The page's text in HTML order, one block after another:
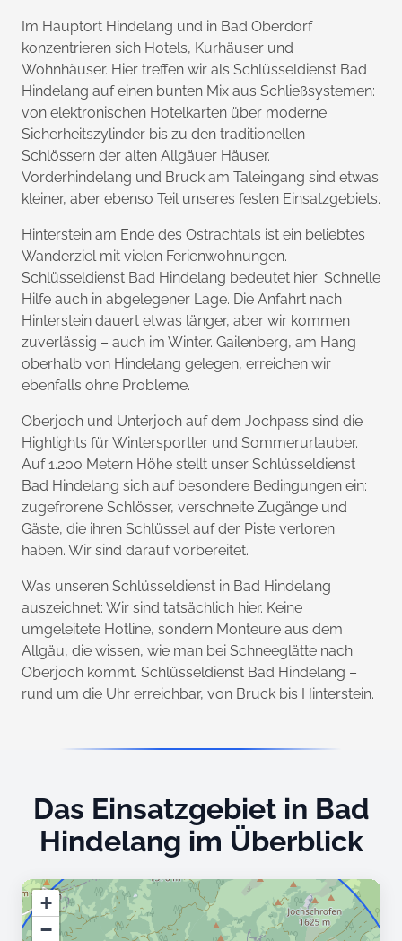
Im Hauptort Hindelang und in Bad Oberdorf
konzentrieren sich Hotels, Kurhäuser und
Wohnhäuser. Hier treffen wir als Schlüsseldienst Bad
Hindelang auf einen bunten Mix aus Schließsystemen:
von elektronischen Hotelkarten über moderne
Sicherheitszylinder bis zu den traditionellen
Schlössern der alten Allgäuer Häuser.
Vorderhindelang und Bruck am Taleingang sind etwas
kleiner, aber ebenso Teil unseres festen Einsatzgebiets.
Hinterstein am Ende des Ostrachtals ist ein beliebtes
Wanderziel mit vielen Ferienwohnungen.
Schlüsseldienst Bad Hindelang bedeutet hier: Schnelle
Hilfe auch in abgelegener Lage. Die Anfahrt nach
Hinterstein dauert etwas länger, aber wir kommen
zuverlässig – auch im Winter. Gailenberg, am Hang
oberhalb von Hindelang gelegen, erreichen wir
ebenfalls ohne Probleme.
Oberjoch und Unterjoch auf dem Jochpass sind die
Highlights für Wintersportler und Sommerurlauber.
Auf 1.200 Metern Höhe stellt unser Schlüsseldienst
Bad Hindelang sich auf besondere Bedingungen ein:
zugefrorene Schlösser, verschneite Zugänge und
Gäste, die ihren Schlüssel auf der Piste verloren
haben. Wir sind darauf vorbereitet.
Was unseren Schlüsseldienst in Bad Hindelang
auszeichnet: Wir sind tatsächlich hier. Keine
umgeleitete Hotline, sondern Monteure aus dem
Allgäu, die wissen, wie man bei Schneeglätte nach
Oberjoch kommt. Schlüsseldienst Bad Hindelang –
rund um die Uhr erreichbar, von Bruck bis Hinterstein.
Das Einsatzgebiet in Bad
Hindelang im Überblick
+
−